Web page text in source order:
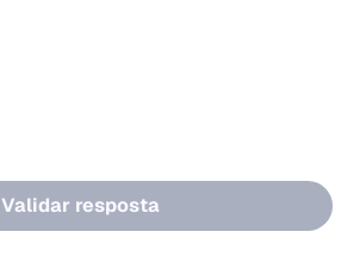
Validar resposta